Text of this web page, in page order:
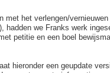
het verlengen/
we Franks werk
petitie en een boel
hieronder een geupdate